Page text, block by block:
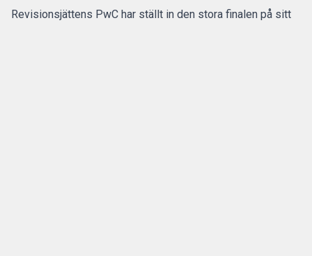
Revisionsjättens PwC har ställt in den stora finalen på sitt